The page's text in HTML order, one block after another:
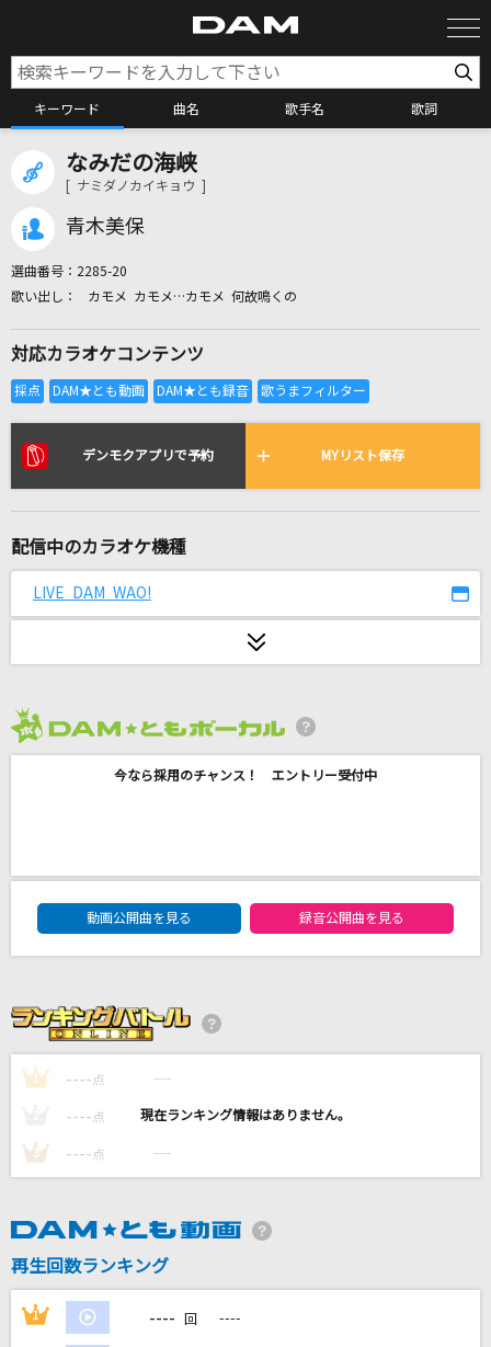
キーワード 曲名 歌手名 歌詞
カラオケ検索
全国りれき
リアルタイムで歌われている曲の一覧
フレンズ
三国駅
[生音]ボクノート
米津玄師
奏(かなで)
スキマスイッチ
最後のバイバイ。
中島みゆき
なみだの海峡
[ ナミダノカイキョウ ]
青木美保
選曲番号： 2285-20
カモメ カモメ…カモメ 何故鳴くの
対応カラオケコンテンツ
デンモクアプリで予約 MYリスト保存
配信中のカラオケ機種
LIVE DAM WAO!
今なら採用のチャンス！ エントリー受付中
DAM★ともボーカルエントリーランキング
動画公開曲を見る
録音公開曲を見る
1 ---- 点 ----
---- 点 ----
3 ---- 点 ----
再生回数ランキング
1 ---- 回 ----